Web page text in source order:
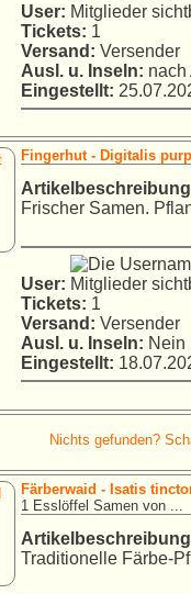
User:
Tickets: 1
Versand: Versender
Ausl. u. Inseln: nach
Eingestellt:
Fingerhut - Digitalis
Frischer Samen.
User:
Tickets: 1
Versand: Versender
Ausl. u. Inseln: Nein
Eingestellt:
Nichts gefunden?
Färberwaid - Isatis
1 Esslöffel Samen von ...
Traditionelle Färbe-